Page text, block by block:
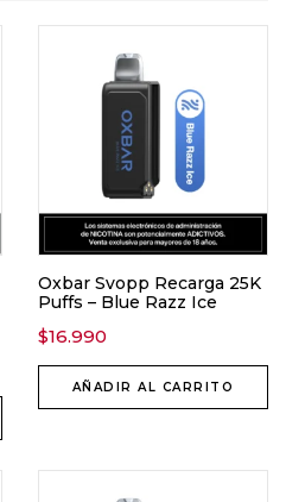
Oxbar Svopp Recarga 25K
Puffs – Blue Razz Ice
$16.990
AÑADIR AL CARRITO